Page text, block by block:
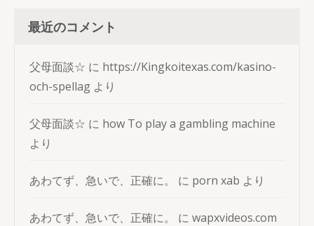
最近のコメント
父母面談☆ に https://Kingkoitexas.com/kasino-
och-spellag より
父母面談☆ に how To play a gambling machine
より
あわてず、急いで、正確に。 に porn xab より
あわてず、急いで、正確に。 に wapxvideos.com